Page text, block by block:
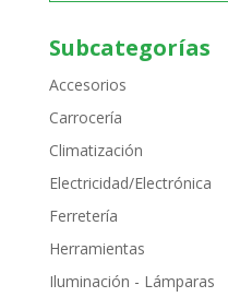
Subcategorías
Accesorios
Carrocería
Climatización
Electricidad/Electrónica
Ferretería
Herramientas
Iluminación - Lámparas